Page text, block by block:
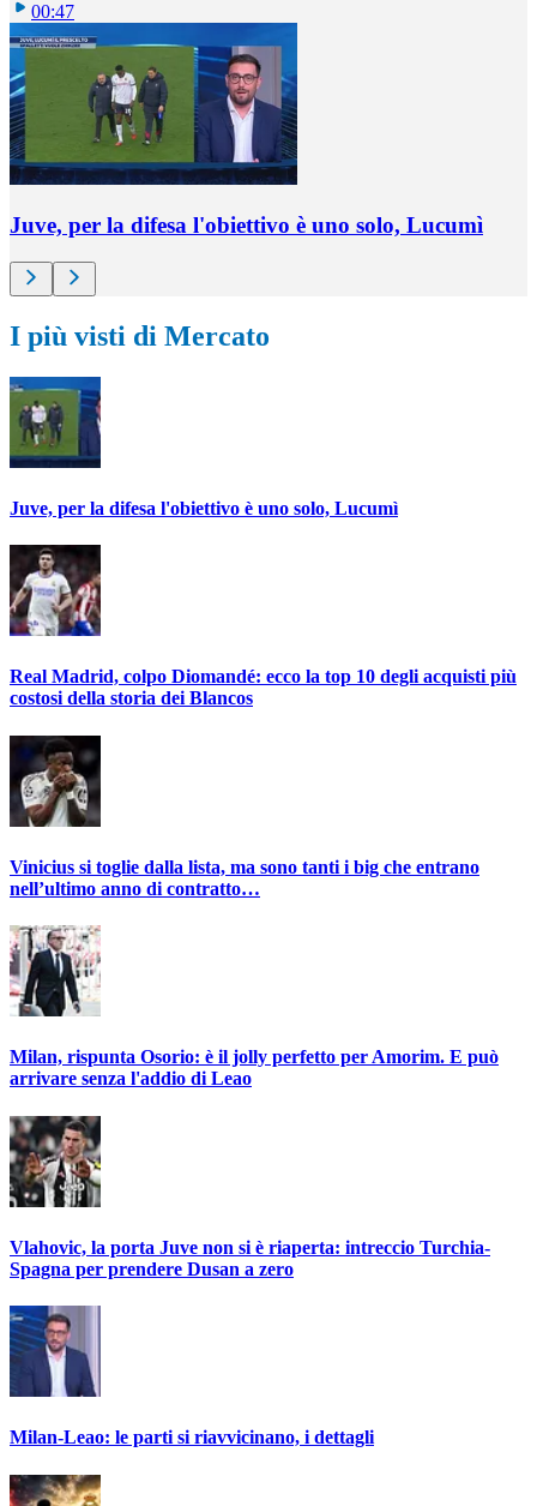
00:47
Juve, per la difesa l'obiettivo è uno solo, Lucumì
I più visti di Mercato
Juve, per la difesa l'obiettivo è uno solo, Lucumì
Real Madrid, colpo Diomandé: ecco la top 10 degli acquisti più
costosi della storia dei Blancos
Vinicius si toglie dalla lista, ma sono tanti i big che entrano
nell’ultimo anno di contratto…
Milan, rispunta Osorio: è il jolly perfetto per Amorim. E può
arrivare senza l'addio di Leao
Vlahovic, la porta Juve non si è riaperta: intreccio Turchia-
Spagna per prendere Dusan a zero
Milan-Leao: le parti si riavvicinano, i dettagli